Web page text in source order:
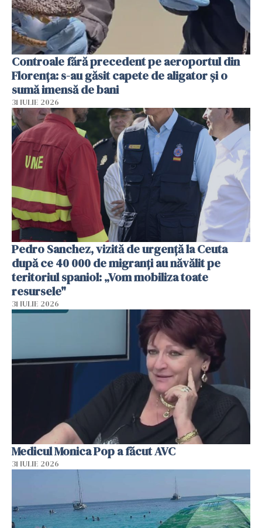
Controale fără precedent pe aeroportul din
Florența: s-au găsit capete de aligator și o
sumă imensă de bani
31 IULIE 2026
Pedro Sanchez, vizită de urgență la Ceuta
după ce 40 000 de migranți au năvălit pe
teritoriul spaniol: „Vom mobiliza toate
resursele"
31 IULIE 2026
Medicul Monica Pop a făcut AVC
31 IULIE 2026